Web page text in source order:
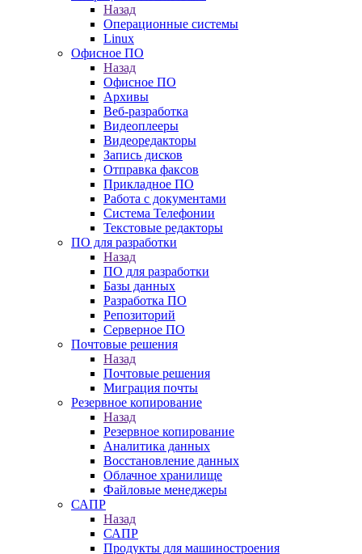
Назад
Операционные системы
Linux
Офисное ПО
Назад
Офисное ПО
Архивы
Веб-разработка
Видеоплееры
Видеоредакторы
Запись дисков
Отправка факсов
Прикладное ПО
Работа с документами
Система Телефонии
Текстовые редакторы
ПО для разработки
Назад
ПО для разработки
Базы данных
Разработка ПО
Репозиторий
Серверное ПО
Почтовые решения
Назад
Почтовые решения
Миграция почты
Резервное копирование
Назад
Резервное копирование
Аналитика данных
Восстановление данных
Облачное хранилище
Файловые менеджеры
САПР
Назад
САПР
Продукты для машиностроения